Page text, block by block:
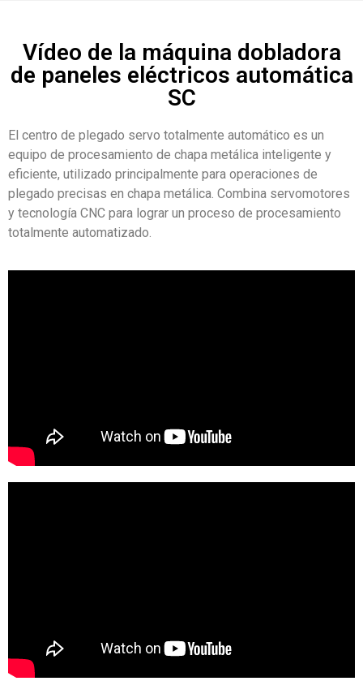
Vídeo de la máquina dobladora
de paneles eléctricos automática
SC
El centro de plegado servo totalmente automático es un
equipo de procesamiento de chapa metálica inteligente y
eficiente, utilizado principalmente para operaciones de
plegado precisas en chapa metálica. Combina servomotores
y tecnología CNC para lograr un proceso de procesamiento
totalmente automatizado.